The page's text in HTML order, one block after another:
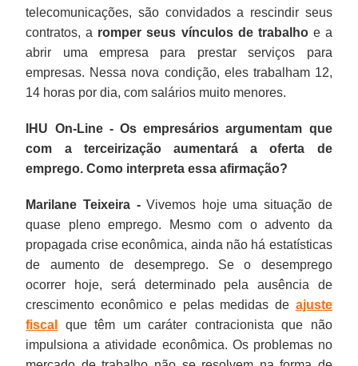
telecomunicações, são convidados a rescindir seus
contratos, a romper seus vínculos de trabalhoe a
abrir uma empresa para prestar serviços para
empresas. Nessa nova condição, eles trabalham 12,
14 horas por dia, com salários muito menores.
IHU On-Line - Os empresários argumentam que
com a terceirização aumentará a oferta de
emprego. Como interpreta essa afirmação?
Marilane Teixeira -Vivemos hoje uma situação de
quase pleno emprego. Mesmo com o advento da
propagada crise econômica, ainda não há estatísticas
de aumento de desemprego. Se o desemprego
ocorrer hoje, será determinado pela ausência de
crescimento econômico e pelas medidas de ajuste
fiscal
que têm um caráter contracionista que não
impulsiona a atividade econômica. Os problemas no